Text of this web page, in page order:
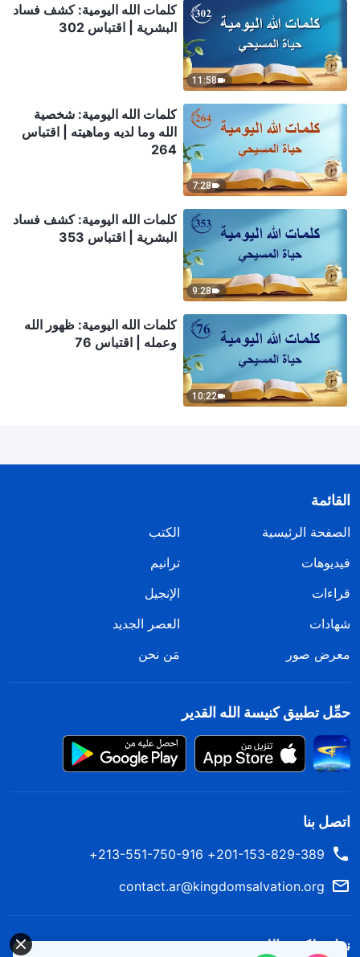
11:58
كلمات الله اليومية: كشف فساد
البشرية | اقتباس 302
7:28
كلمات الله اليومية: شخصية
الله وما لديه وماهيته | اقتباس
264
9:28
كلمات الله اليومية: كشف فساد
البشرية | اقتباس 353
10:22
كلمات الله اليومية: ظهور الله
وعمله | اقتباس 76
القائمة
الصفحة الرئيسية
الكتب
فيديوهات
ترانيم
قراءات
الإنجيل
شهادات
العصر الجديد
معرض صور
مَن نحن
حمِّل تطبيق كنيسة الله القدير
اتصل بنا
201-153-829-389+ 213-551-750-916+
contact.ar@kingdomsalvation.org
نزل ملكوت الله.